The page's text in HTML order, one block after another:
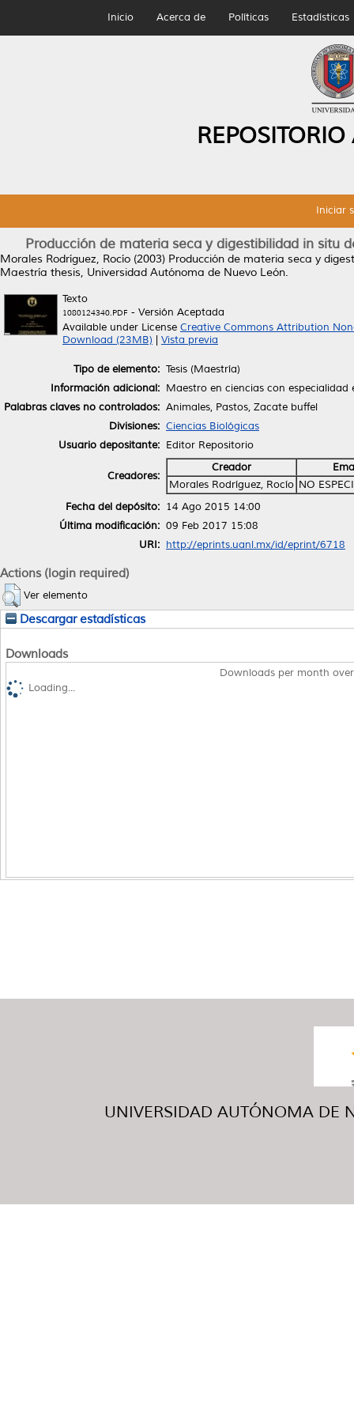
Inicio Acerca de Políticas Estadísticas
Iniciar
Producción de materia seca y digestibilidad in situ
Morales Rodríguez, Rocío (2003) Producción de materia seca y
Maestría thesis, Universidad Autónoma de Nuevo León.
Texto
1080124340.PDF - Versión Aceptada
Available under License Creative Commons Attribution
Download (23MB)
Vista previa
Tipo de elemento: Tesis (Maestría)
Información adicional: Maestro en ciencias con
Palabras claves no controlados: Animales, Pastos, Zacate buffel
Divisiones: Ciencias Biológicas
Usuario depositante: Editor Repositorio
Creadores:
Creador
Morales Rodríguez, Rocío NO
Fecha del depósito: 14 Ago 2015 14:00
Última modificación: 09 Feb 2017 15:08
URI: http://eprints.uanl.mx/id/eprint/6718
Actions (login required)
Ver elemento
Descargar estadísticas
Downloads
Downloads per month
Loading...
UNIVERSIDAD AUTÓNOMA DE